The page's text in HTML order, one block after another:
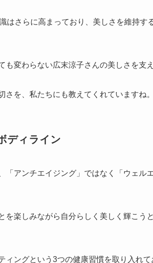
はさらに高まっており、美しさを維持す
変わらない広末涼子さんの美しさを支
を、私たちにも教えてくれていますね。
ディライン
「アンチエイジング」ではなく「ウェル
楽しみながら自分らしく美しく輝こう
ィングという3つの健康習慣を取り入れ